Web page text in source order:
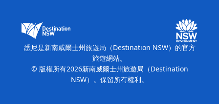
新南威爾士州旅遊局（Destination NSW）媒體中
心
繽紛悉尼燈光音樂節
悉尼是新南威爾士州旅遊局（Destination NSW）的官方
旅遊網站。
© 版權所有2026新南威爾士州旅遊局（Destination
NSW）。保留所有權利。